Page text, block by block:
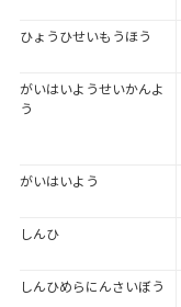
ひょうひせいもうほう
がいはいようせいかんよ
う
がいはいよう
しんひ
しんひめらにんさいぼう